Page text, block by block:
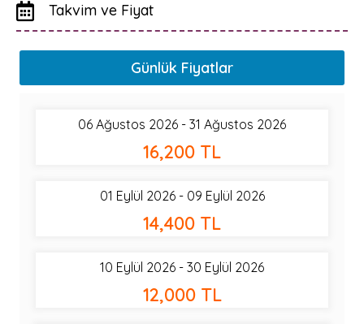
Takvim ve Fiyat
Günlük Fiyatlar
06 Ağustos 2026 - 31 Ağustos 2026
16,200 TL
01 Eylül 2026 - 09 Eylül 2026
14,400 TL
10 Eylül 2026 - 30 Eylül 2026
12,000 TL